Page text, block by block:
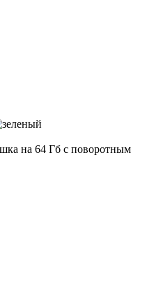
на 64 Гб c поворотным